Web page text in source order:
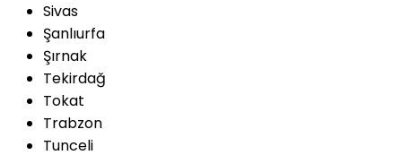
Sivas
Şanlıurfa
Şırnak
Tekirdağ
Tokat
Trabzon
Tunceli